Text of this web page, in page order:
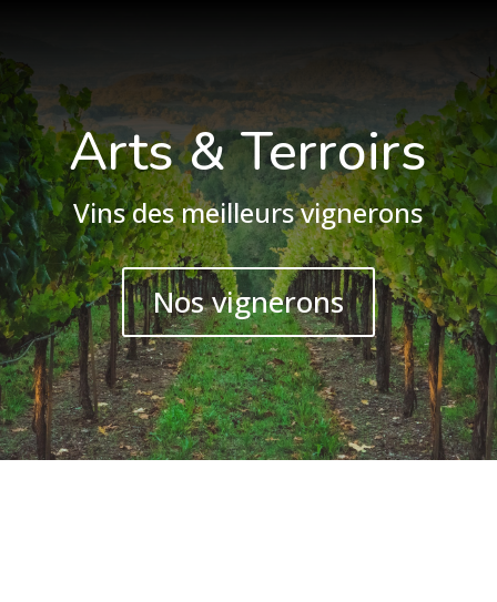
Arts & Terroirs
Vins des meilleurs vignerons
Nos vignerons